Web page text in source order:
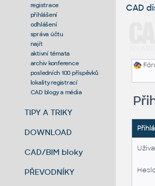
registrace
přihlášení
odhlášení
správa účtu
najít
aktivní témata
archiv konference
posledních 100 příspěvků
lokality registrací
CAD blogy a média
TIPY A TRIKY
DOWNLOAD
CAD/BIM bloky
PŘEVODNÍKY
CAD